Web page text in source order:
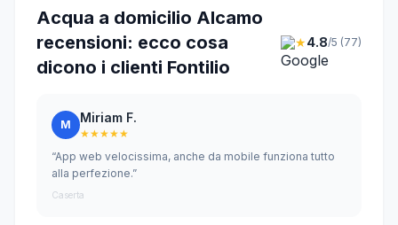
Acqua a domicilio Alcamo
recensioni: ecco cosa
dicono i clienti Fontilio
★4.8/5 (77)
M Miriam F.
★★★★★
“App web velocissima, anche da mobile funziona tutto
alla perfezione.”
Caserta